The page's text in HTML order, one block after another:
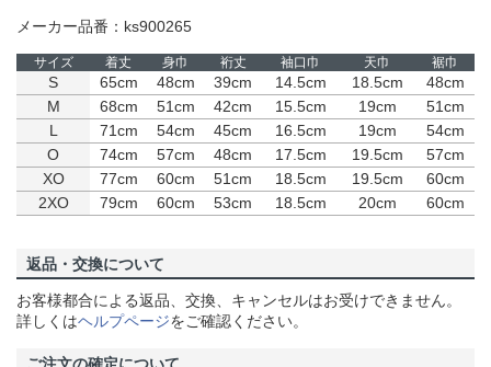
メーカー品番：ks900265
サイズ 着丈 身巾 裄丈 袖口巾 天巾 裾巾
S 65cm 48cm 39cm 14.5cm 18.5cm
48cm
M
68cm 51cm 42cm 15.5cm 19cm
51cm
L
71cm 54cm 45cm 16.5cm 19cm
54cm
O
74cm 57cm 48cm 17.5cm 19.5cm
57cm
XO
77cm 60cm 51cm 18.5cm 19.5cm
60cm
2XO
79cm 60cm 53cm 18.5cm 20cm 60cm
返品・交換について
お客様都合による返品、交換、キャンセルはお受けできません。
詳しくはヘルプページをご確認ください。